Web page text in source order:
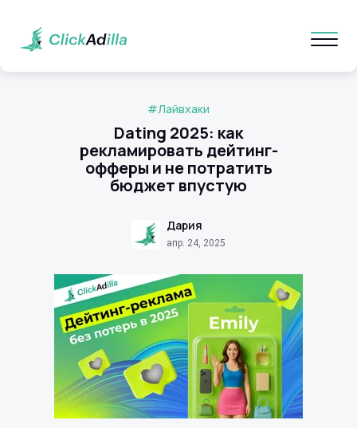
Dating 2025: как
рекламировать дейтинг-
офферы и не потратить
бюджет впустую
#Лайвхаки
Дария
апр. 24, 2025